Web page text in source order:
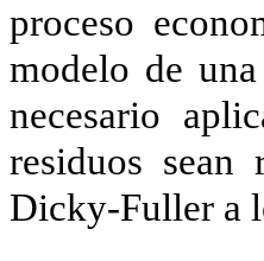
proceso
modelo de
necesario
residuos
Dicky-Fuller a